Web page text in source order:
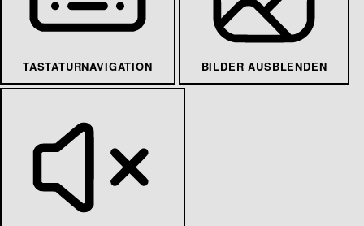
TASTATURNAVIGATION BILDER AUSBLENDEN